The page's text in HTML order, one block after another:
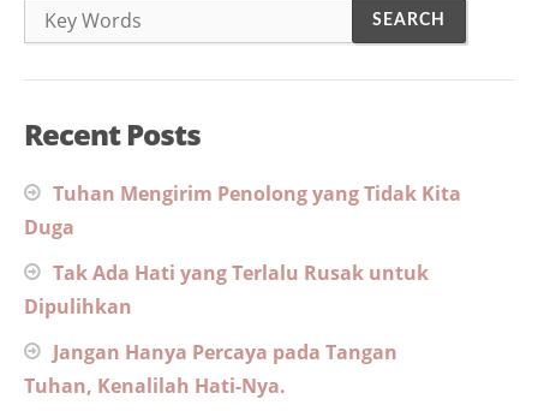
Recent Posts
Tuhan Mengirim Penolong yang Tidak Kita
Duga
Tak Ada Hati yang Terlalu Rusak untuk
Dipulihkan
Jangan Hanya Percaya pada Tangan
Tuhan, Kenalilah Hati-Nya.